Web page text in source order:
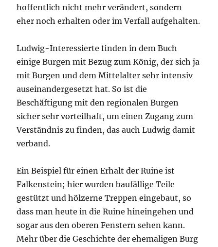
hoffentlich nicht mehr verändert, sondern
eher noch erhalten oder im Verfall aufgehalten.
Ludwig-Interessierte finden in dem Buch
einige Burgen mit Bezug zum König, der sich ja
mit Burgen und dem Mittelalter sehr intensiv
auseinandergesetzt hat. So ist die
Beschäftigung mit den regionalen Burgen
sicher sehr vorteilhaft, um einen Zugang zum
Verständnis zu finden, das auch Ludwig damit
verband.
Ein Beispiel für einen Erhalt der Ruine ist
Falkenstein; hier wurden baufällige Teile
gestützt und hölzerne Treppen eingebaut, so
dass man heute in die Ruine hineingehen und
sogar aus den oberen Fenstern sehen kann.
Mehr über die Geschichte der ehemaligen Burg